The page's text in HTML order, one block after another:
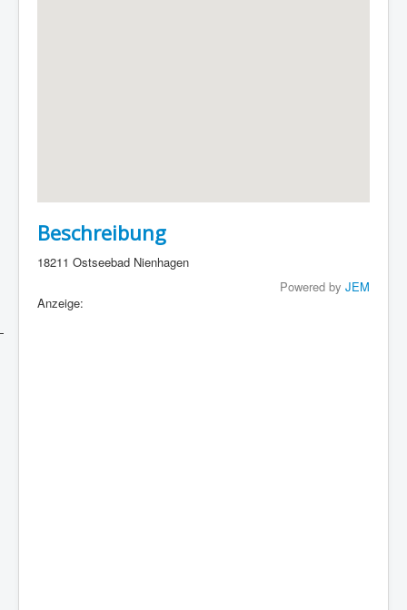
Beschreibung
18211 Ostseebad Nienhagen
Powered by JEM
Anzeige: